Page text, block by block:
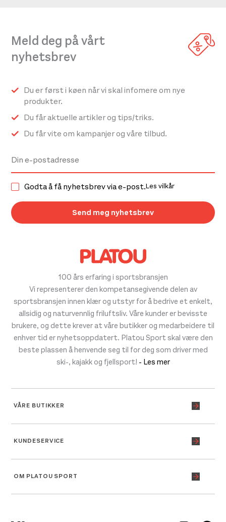
100 års erfaring i sportsbransjen
Vi representerer den kompetansegivende delen av
sportsbransjen innen klær og utstyr for å bedrive et enkelt,
allsidig og naturvennlig friluftsliv. Våre kunder er bevisste
brukere, og dette krever at våre butikker og medarbeidere til
enhver tid er nyhetsoppdatert. Platou Sport skal være den
beste plassen å henvende seg til for deg som driver med
ski-, kajakk og fjellsport! - Les mer
VÅRE BUTIKKER
KUNDESERVICE
OM PLATOU SPORT
Meld deg på vårt
nyhetsbrev
Du er først i køen når vi skal infomere om nye
produkter.
Du får aktuelle artikler og tips/triks.
Du får vite om kampanjer og våre tilbud.
Godta å få nyhetsbrev via e-post.Les vilkår